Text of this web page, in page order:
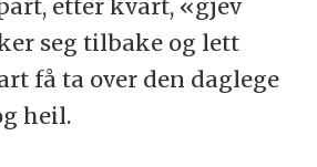
etter kvart, «gjev
seg tilbake og lett
få ta over den daglege
heil.